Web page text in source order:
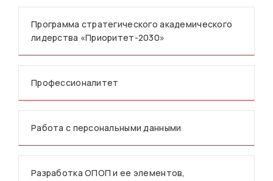
Программа стратегического академического
лидерства «Приоритет-2030»
Профессионалитет
Работа с персональными данными
Разработка ОПОП и ее элементов,